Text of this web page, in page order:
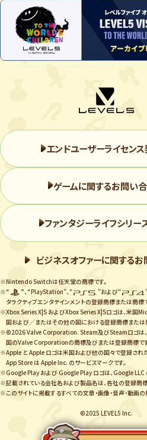
エンドユーザーライセン
ゲームに関するお問い
ファンタジーライフシリー
ビジネスオファーに関する
※Nintendo Switchは任天堂の商標です。
※“
”、“PlayStation”、“ ”および“
タラクティブエンタテインメントの登録商標または商標
※Xbox Series X|S およびXbox Series X|Sロゴは、米国
国および／またはその他の国における登録商標または
※©2026 Valve Corporation. Steam及びSteamロゴは
国のValve Corporationの商標及びまたは登録商標です
※Apple と Apple ロゴは米国および他の国々で登録され
App Store は Apple Inc. のサービスマークです。
※Google Play および Google Play ロゴは、Google LLC
※記載されている会社名および製品名は、各社の登録商標
※このサイトに掲載するすべての文章・画像・音声・動画の
©2025 LEVEL5 Inc.